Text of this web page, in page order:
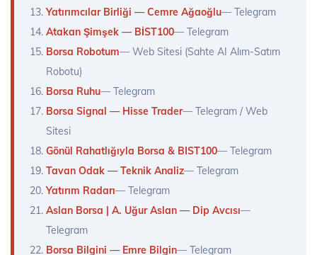
Yatırımcılar Birliği — Cemre Ağaoğlu— Telegram
Atakan Şimşek — BİST100— Telegram
Borsa Robotum— Web Sitesi (Sahte AI Alım-Satım
Robotu)
Borsa Ruhu— Telegram
Borsa Signal — Hisse Trader— Telegram / Web
Sitesi
Gönül Rahatlığıyla Borsa & BIST100— Telegram
Tavan Odak — Teknik Analiz— Telegram
Yatırım Radarı— Telegram
Aslan Borsa | A. Uğur Aslan — Dip Avcısı—
Telegram
Borsa Bilgini — Emre Bilgin— Telegram